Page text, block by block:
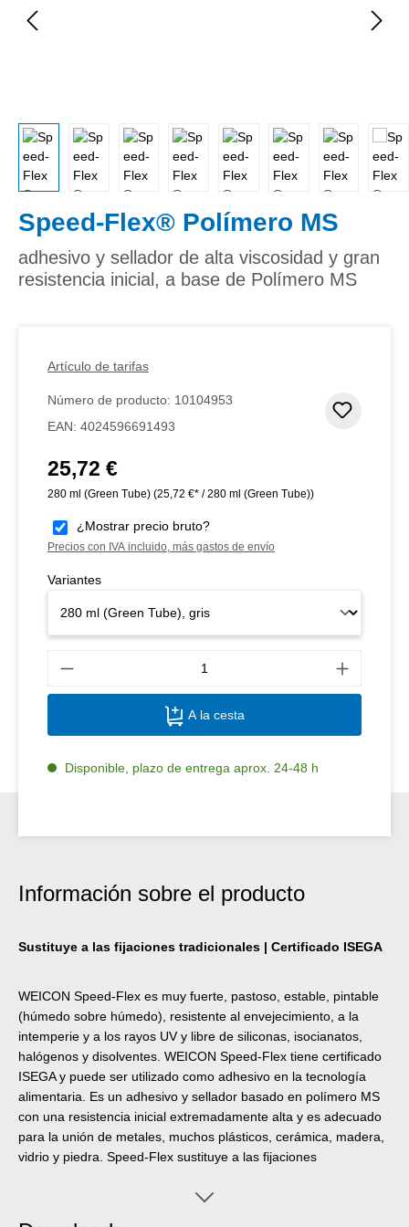
Speed-Flex® Polímero MS
adhesivo y sellador de alta viscosidad y gran
resistencia inicial, a base de Polímero MS
Artículo de tarifas
Número de producto: 10104953
EAN: 4024596691493
Precio normal:
25,72 €
280 ml (Green Tube) (25,72 €* / 280 ml (Green Tube))
¿Mostrar precio bruto?
Precios con IVA incluido, más gastos de envío
Variantes
A la cesta
Disponible, plazo de entrega aprox. 24-48 h
Información sobre el producto
Sustituye a las fijaciones tradicionales | Certificado ISEGA
WEICON Speed-Flex es muy fuerte, pastoso, estable, pintable
(húmedo sobre húmedo), resistente al envejecimiento, a la
intemperie y a los rayos UV y libre de siliconas, isocianatos,
halógenos y disolventes. WEICON Speed-Flex tiene certificado
ISEGA y puede ser utilizado como adhesivo en la tecnología
alimentaria. Es un adhesivo y sellador basado en polímero MS
con una resistencia inicial extremadamente alta y es adecuado
para la unión de metales, muchos plásticos, cerámica, madera,
vidrio y piedra. Speed-Flex sustituye a las fijaciones
resistencia inicial permite pegar incluso superficies verticales en